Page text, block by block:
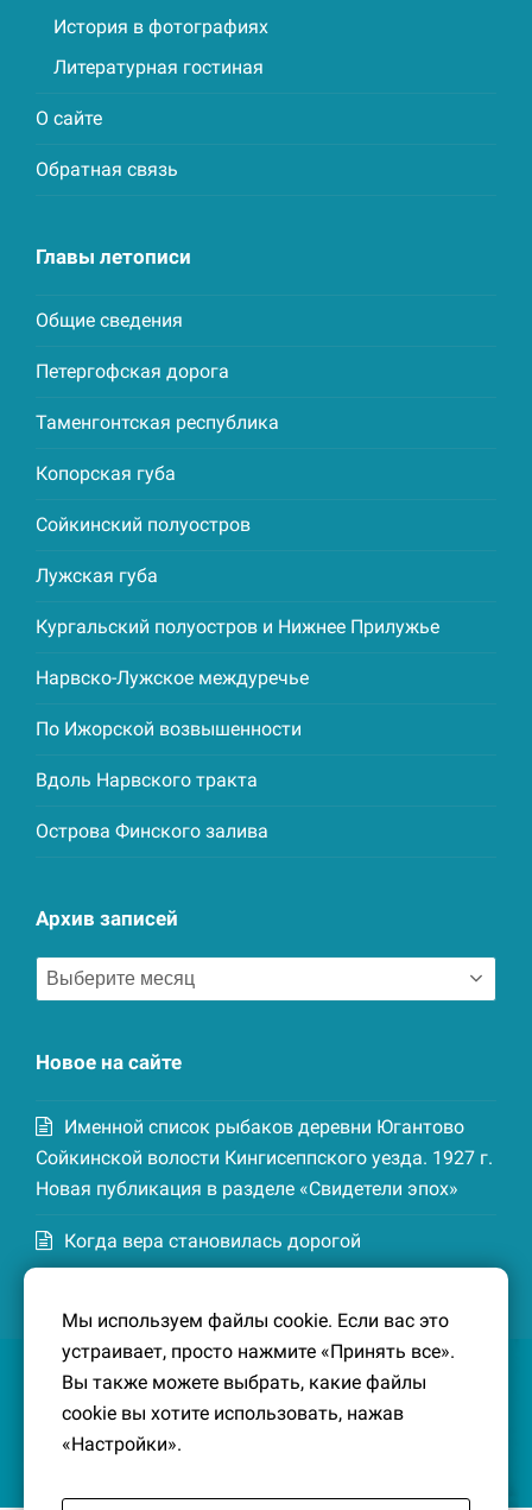
История в фотографиях
Литературная гостиная
О сайте
Обратная связь
Главы летописи
Общие сведения
Петергофская дорога
Таменгонтская республика
Копорская губа
Сойкинский полуостров
Лужская губа
Кургальский полуостров и Нижнее Прилужье
Нарвско-Лужское междуречье
По Ижорской возвышенности
Вдоль Нарвского тракта
Острова Финского залива
Архив записей
Архив
записей
Новое на сайте
Именной список рыбаков деревни Югантово
Сойкинской волости Кингисеппского уезда. 1927 г.
Новая публикация в разделе «Свидетели эпох»
Когда вера становилась дорогой
Котельской волости Кингисеппского уезда. 1926-
27 гг. Новая публикация в разделе «Свидетели
эпох»
Мы используем файлы cookie. Если вас это
устраивает, просто нажмите «Принять все».
Вы также можете выбрать, какие файлы
cookie вы хотите использовать, нажав
«Настройки».